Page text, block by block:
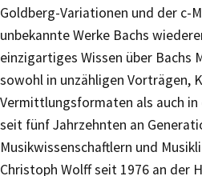
Goldberg-Variationen und der c-
unbekannte Werke Bachs
einzigartiges Wissen über Bachs
sowohl in unzähligen Vorträgen,
Vermittlungsformaten als auch
seit fünf Jahrzehnten an
Musikwissenschaftlern und
Christoph Wolff seit 1976 an der